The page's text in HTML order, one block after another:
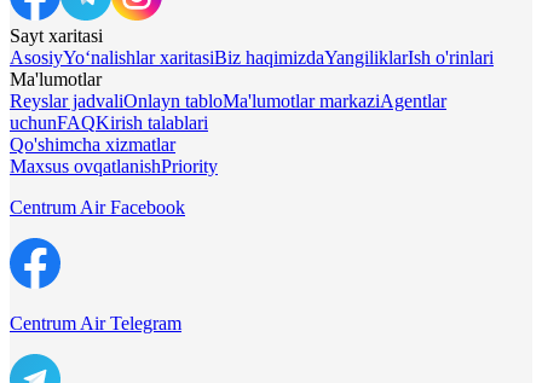
Sayt xaritasi
AsosiyYo‘nalishlar xaritasiBiz haqimizdaYangiliklarIsh o'rinlari
Ma'lumotlar
Reyslar jadvaliOnlayn tabloMa'lumotlar markaziAgentlar
uchunFAQKirish talablari
Qo'shimcha xizmatlar
Maxsus ovqatlanishPriority
Centrum Air Facebook
Centrum Air Telegram